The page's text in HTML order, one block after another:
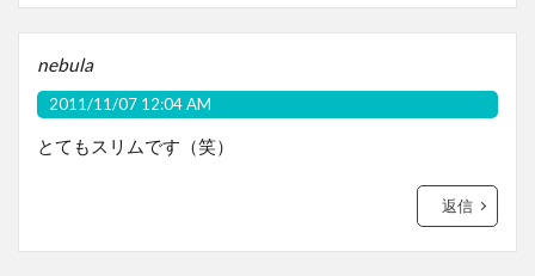
nebula
2011/11/07 12:04 AM
とてもスリムです（笑）
返信